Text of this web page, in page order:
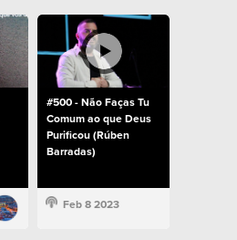
#500 - Não Faças Tu
Comum ao que Deus
Purificou (Rúben
Barradas)
Feb 8 2023